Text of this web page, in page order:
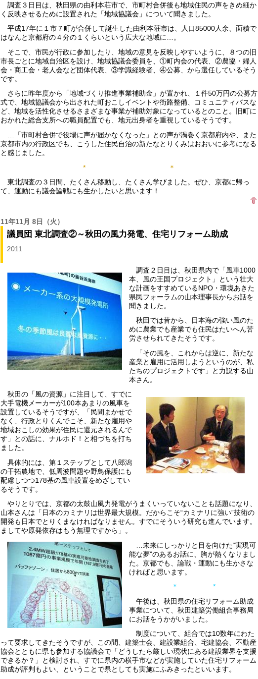
調査３日目は、秋田県の由利本荘市で、市町村合併後も地域住民の声をきめ細か
く反映させるために設置された「地域協議会」について聞きました。
平成17年に１市７町が合併して誕生した由利本荘市は、人口85000人余、面積で
はなんと京都府の４分の１くらいという広大な地域に…。
そこで、市民が行政に参加したり、地域の意見を反映しやすいように、８つの旧
市長ごとに地域自治区を設け、地域協議会委員を、①町内会の代表、②農協・婦人
会・商工会・老人会など団体代表、③学識経験者、④公募、から選任しているそう
です。
さらに昨年度から「地域づくり推進事業補助金」が置かれ、１件50万円の公募方
式で、地域協議会から出された町おこしイベントや街路整備、コミュニティバスな
ど、地域を活性化させるさまざまな事業が補助対象になっているとのこと。旧町に
おかれた総合支所への職員配置でも、地元出身者を重視しているそうです。
…「市町村合併で役場に声が届かなくなった」との声が渦巻く京都府内や、また
京都市内の行政区でも、こうした住民自治の新たなとりくみはおおいに参考になる
と感じました。
* ＊
東北調査の３日間、たくさん移動し、たくさん学びました。ぜひ、京都に帰っ
て、運動にも議会論戦にも生かしたいと思います！
11年11月 8日 （火）
議員団 東北調査②～秋田の風力発電、住宅リフォーム助成
2011
調査２日目は、秋田県内で「風車1000
本、風の王国プロジェクト」という壮大
な計画をすすめているNPO・環境あきた
県民フォーラムの山本理事長からお話を
聞きました。
秋田では昔から、日本海の強い風のた
めに農業でも産業でも住民はたいへん苦
労させられてきたそうです。
「その風を、これからは逆に、新たな
産業と雇用に活用しようというのが、私
たちのプロジェクトです」と力説する山
本さん。
秋田の「風の資源」に注目して、すでに
大手電機メーカーが100本あまりの風車を
設置しているそうですが、「民間まかせで
なく、行政とりくんでこそ、新たな雇用や
地域おこしの効果が住民に還元されるんで
す」との話に、ナルホド！と相づちを打ち
ました。
具体的には、第１ステップとして八郎潟
の干拓農地で、低周波問題や野鳥保護にも
配慮しつつ178基の風車設置をめざしてい
るそうです。
やりとりでは、京都の太鼓山風力発電がうまくいっていないことも話題になり、
山本さんは「日本のカミナリは世界最大規模。だからこそ“カミナリに強い”技術の
開発も日本でとりくまなければなりません。すでにそういう研究も進んでいます。
ましてや原発依存はもう無理ですから」。
…未来にしっかりと目を向けた“実現可
能な夢”のあるお話に、胸が熱くなりまし
た。京都でも、論戦・運動にも生かさな
ければと思います。
＊ *
午後は、秋田県の住宅リフォーム助成
事業について、秋田建築労働組合事務局
にお話をうかがいました。
制度について、組合では10数年にわた
って要求してきたそうですが、この間、建築士会、建設業組合、宅建協会、不動産
協会とともに県も参加する協議会で「どうしたら厳しい現状にある建設業界を支援
できるか？」と検討され、すでに県内の横手市などが実施していた住宅リフォーム
助成が評判もよい、ということで県としても実施にふみきったといいます。